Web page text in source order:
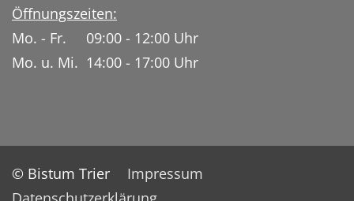
Öffnungszeiten:
Mo. - Fr. 09:00 - 12:00 Uhr
Mo. u. Mi. 14:00 - 17:00 Uhr
© Bistum Trier
Impressum